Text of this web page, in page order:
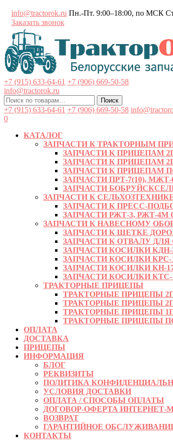
содержимому
info@tractorok.ru Пн.-Пт. 9:00–18:00, по МСК
Заказать звонок
+7 (915) 633-64-61 +7 (906) 669-50-58
info@tractorok.ru
Искать:
Поиск
+7 (915) 633-64-61 +7 (906) 669-50-58
0
КАТАЛОГ
ЗАПЧАСТИ К ТРАКТОРНЫМ
ЗАПЧАСТИ К ПРИЦЕПАМ
ЗАПЧАСТИ К ПРИЦЕПАМ
ЗАПЧАСТИ К ПРИЦЕПАМ
ЗАПЧАСТИ ПРТ-7(10), МЖТ-
ЗАПЧАСТИ
ЗАПЧАСТИ К
ЗАПЧАСТИ К ПРЕСС-
ЗАПЧАСТИ РЖТ-3, РЖТ-
ЗАПЧАСТИ К НАВЕСНОМУ
ЗАПЧАСТИ К ЩЕТКЕ
ЗАПЧАСТИ К ОТВАЛУ
ЗАПЧАСТИ КОСИЛКИ КДН-
ЗАПЧАСТИ КОСИЛКИ КРС-
ЗАПЧАСТИ КОСИЛКИ КН-
ЗАПЧАСТИ КОСИЛКИ КТС-
ТРАКТОРНЫЕ ПРИЦЕПЫ
ТРАКТОРНЫЕ ПРИЦЕПЫ
ТРАКТОРНЫЕ ПРИЦЕПЫ
ТРАКТОРНЫЕ ПРИЦЕПЫ
ТРАКТОРНЫЕ ПРИЦЕПЫ
ОПЛАТА
ДОСТАВКА
ПРИЦЕПЫ
ИНФОРМАЦИЯ
БЛОГ
РЕКВИЗИТЫ
ПОЛИТИКА
УСЛОВИЯ ДОСТАВКИ
ОПЛАТА / СПОСОБЫ ОПЛАТЫ
ДОГОВОР-ОФЕРТА ИНТЕРНЕТ-
ВОЗВРАТ
ГАРАНТИЙНОЕ
КОНТАКТЫ